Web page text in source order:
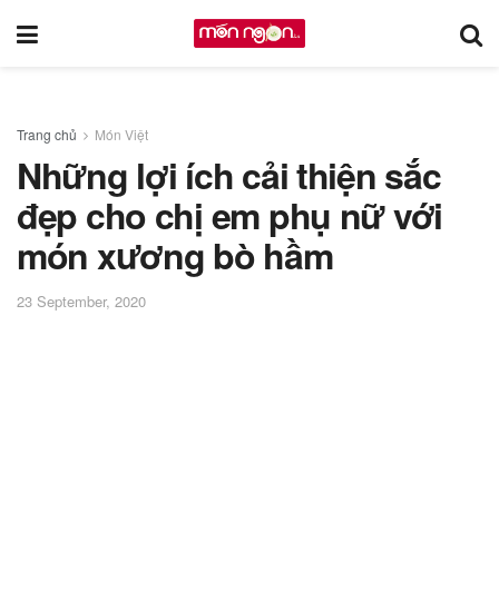
Trang chủ Món Việt
Những lợi ích cải thiện sắc
đẹp cho chị em phụ nữ với
món xương bò hầm
23 September, 2020